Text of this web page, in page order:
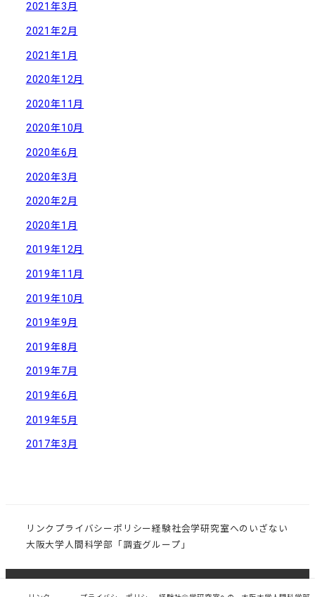
2021年3月
2021年2月
2021年1月
2020年12月
2020年11月
2020年10月
2020年6月
2020年3月
2020年2月
2020年1月
2019年12月
2019年11月
2019年10月
2019年9月
2019年8月
2019年7月
2019年6月
2019年5月
2017年3月
リンク プライバシーポリシー経験社会学研究室へのいざない
大阪大学人間科学部「調査グループ」